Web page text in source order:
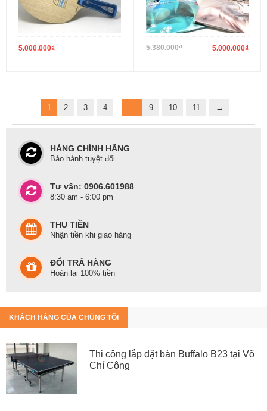
5.000.000₫ 5.380.000₫ 5.000.000₫
1 2 3 4 … 9 10 11 →
HÀNG CHÍNH HÃNG
Bảo hành tuyệt đối
Tư vấn: 0906.601988
8:30 am - 6:00 pm
THU TIỀN
Nhận tiền khi giao hàng
ĐỔI TRẢ HÀNG
Hoàn lại 100% tiền
KHÁCH HÀNG CỦA CHÚNG TÔI
Thi công lắp đặt bàn Buffalo B23 tại Võ
Chí Công